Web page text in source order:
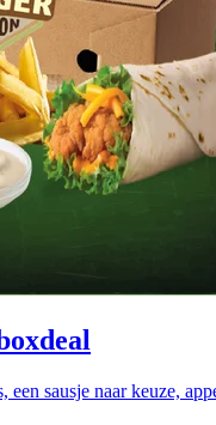
sausje naar keuze,